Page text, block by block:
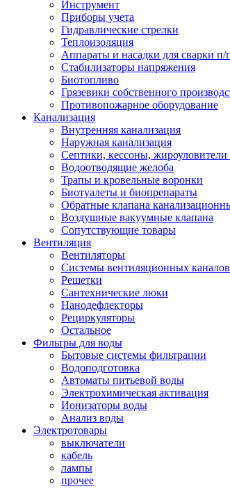
Инструмент
Приборы учета
Гидравлические стрелки
Теплоизоляция
Аппараты и насадки для сварки п/
Стабилизаторы напряжения
Биотопливо
Грязевики собственного
Противопожарное оборудование
Канализация
Внутренняя канализация
Наружная канализация
Септики, кессоны, жироуловители
Водоотводящие желоба
Трапы и кровельные воронки
Биотуалеты и биопрепараты
Обратные клапана
Воздушные вакуумные клапана
Сопутствующие товары
Вентиляция
Вентиляторы
Системы вентиляционных каналов
Решетки
Сантехнические люки
Нанодефлекторы
Рециркуляторы
Остальное
Фильтры для воды
Бытовые системы фильтрации
Водоподготовка
Автоматы питьевой воды
Электрохимическая активация
Ионизаторы воды
Анализ воды
Электротовары
выключатели
кабель
лампы
прочее